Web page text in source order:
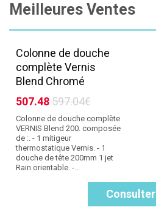
Meilleures Ventes
Colonne de douche
complète Vernis
Blend Chromé
507.48597.04€
Colonne de douche complète
VERNIS Blend 200. composée
de :. - 1 mitigeur
thermostatique Vernis. - 1
douche de tête 200mm 1 jet
Rain orientable. -...
Consulter